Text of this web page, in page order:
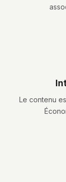
Le contenu